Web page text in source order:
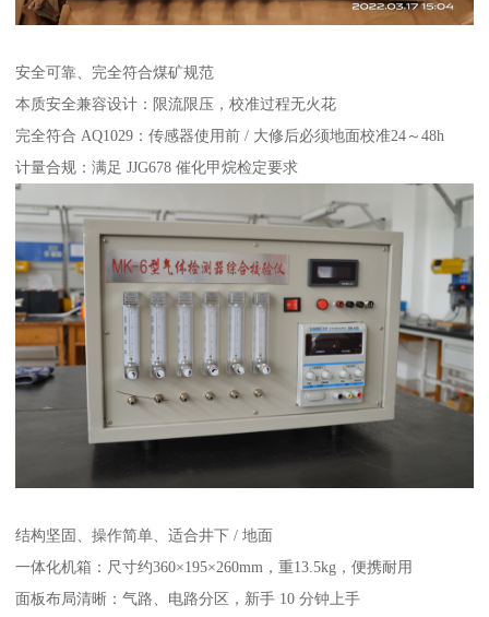
安全可靠、完全符合煤矿规范
本质安全兼容设计：限流限压，校准过程无火花
完全符合 AQ1029：传感器使用前 / 大修后必须地面校准24～48h
计量合规：满足 JJG678 催化甲烷检定要求
结构坚固、操作简单、适合井下 / 地面
一体化机箱：尺寸约360×195×260mm，重13.5kg，便携耐用
面板布局清晰：气路、电路分区，新手 10 分钟上手